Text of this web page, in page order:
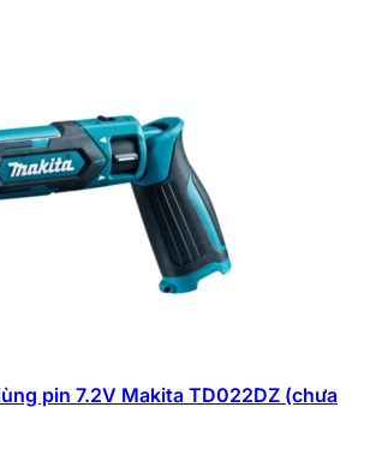
pin 7.2V Makita TD022DZ (chưa